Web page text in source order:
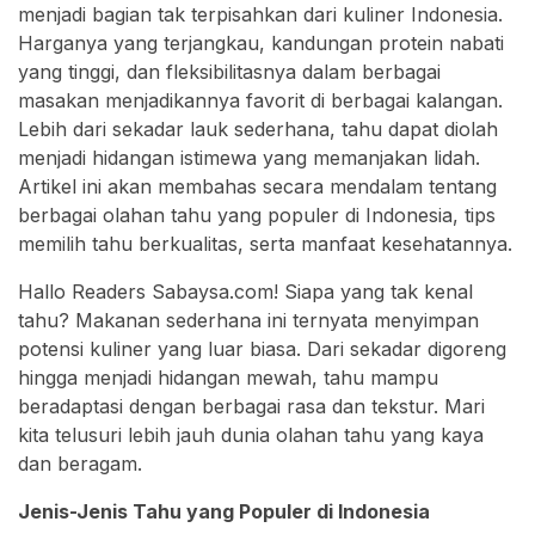
menjadi bagian tak terpisahkan dari kuliner Indonesia.
Harganya yang terjangkau, kandungan protein nabati
yang tinggi, dan fleksibilitasnya dalam berbagai
masakan menjadikannya favorit di berbagai kalangan.
Lebih dari sekadar lauk sederhana, tahu dapat diolah
menjadi hidangan istimewa yang memanjakan lidah.
Artikel ini akan membahas secara mendalam tentang
berbagai olahan tahu yang populer di Indonesia, tips
memilih tahu berkualitas, serta manfaat kesehatannya.
Hallo Readers Sabaysa.com! Siapa yang tak kenal
tahu? Makanan sederhana ini ternyata menyimpan
potensi kuliner yang luar biasa. Dari sekadar digoreng
hingga menjadi hidangan mewah, tahu mampu
beradaptasi dengan berbagai rasa dan tekstur. Mari
kita telusuri lebih jauh dunia olahan tahu yang kaya
dan beragam.
Jenis-Jenis Tahu yang Populer di Indonesia